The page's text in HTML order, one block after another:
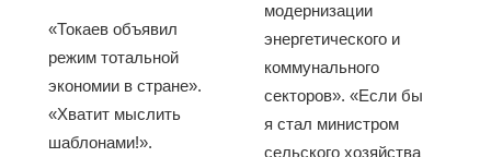
«Токаев объявил
режим тотальной
экономии в стране».
«Хватит мыслить
шаблонами!».
модернизации
энергетического и
коммунального
секторов». «Если бы
я стал министром
сельского хозяйства